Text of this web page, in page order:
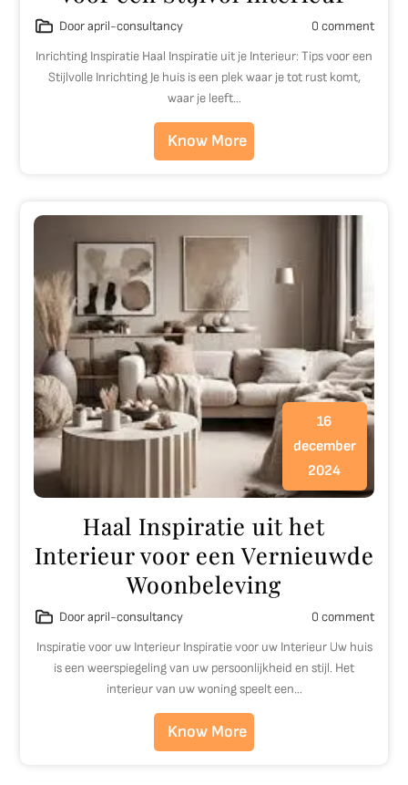
Door april-consultancy
0 comment
Inrichting Inspiratie Haal Inspiratie uit je Interieur: Tips voor een
Stijlvolle Inrichting Je huis is een plek waar je tot rust komt,
waar je leeft…
Know More
16
december
2024
Haal Inspiratie uit het
Interieur voor een Vernieuwde
Woonbeleving
Door april-consultancy
0 comment
Inspiratie voor uw Interieur Inspiratie voor uw Interieur Uw huis
is een weerspiegeling van uw persoonlijkheid en stijl. Het
interieur van uw woning speelt een…
Know More